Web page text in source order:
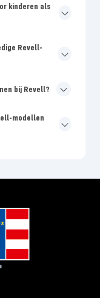
kinderen als
Revell-
bij Revell?
modellen